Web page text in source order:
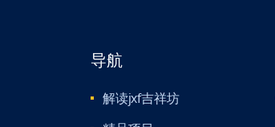
导航
解读jxf吉祥坊